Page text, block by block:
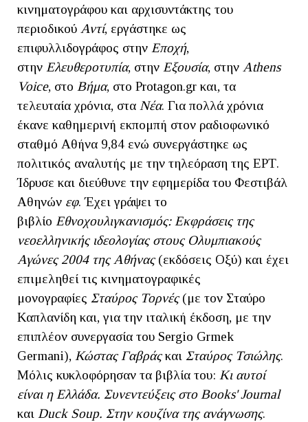
κινηματογράφου και αρχισυντάκτης του
περιοδικού Αντί, εργάστηκε ως
επιφυλλιδογράφος στην Εποχή,
στην Ελευθεροτυπία, στην Εξουσία, στην Athens
Voice, στο Βήμα, στο Protagon.gr και, τα
τελευταία χρόνια, στα Νέα. Για πολλά χρόνια
έκανε καθημερινή εκπομπή στον ραδιοφωνικό
σταθμό Αθήνα 9,84 ενώ συνεργάστηκε ως
πολιτικός αναλυτής με την τηλεόραση της ΕΡΤ.
Ίδρυσε και διεύθυνε την εφημερίδα του Φεστιβάλ
Αθηνών εφ. Έχει γράψει το
βιβλίο Εθνοχουλιγκανισμός: Εκφράσεις της
νεοελληνικής ιδεολογίας στους Ολυμπιακούς
Αγώνες 2004 της Αθήνας(εκδόσεις Οξύ) και έχει
επιμεληθεί τις κινηματογραφικές
μονογραφίες Σταύρος Τορνές(με τον Σταύρο
Καπλανίδη και, για την ιταλική έκδοση, με την
επιπλέον συνεργασία του Sergio Grmek
Germani), Κώστας Γαβράςκαι Σταύρος Τσιώλης.
Μόλις κυκλοφόρησαν τα βιβλία του: Κι αυτοί
είναι η Ελλάδα. Συνεντεύξεις στο Books' Journal
και Duck Soup. Στην κουζίνα της ανάγνωσης.